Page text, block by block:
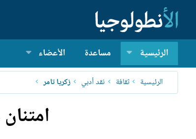
الرئيسية مساعدة الأعضاء
الرئيسية ثقافة نقد أدبي زكريا تامر